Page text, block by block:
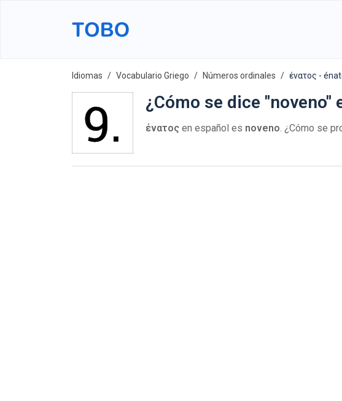
Idiomas Vocabulario Griego Números ordinales ένατος -
¿Cómo se dice "noveno"
ένατος en español es noveno. ¿Cómo se